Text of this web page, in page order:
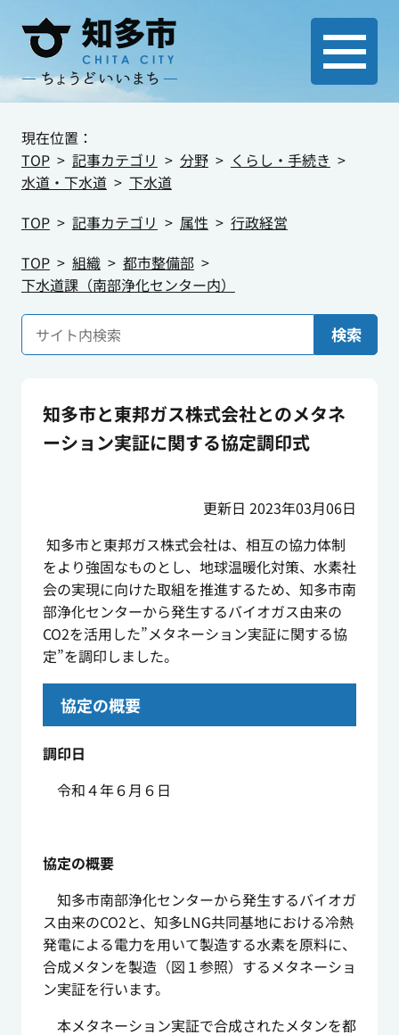
現在位置：
TOP
記事カテゴリ 分野
くらし・手続き
水道・下水道
下水道
TOP
記事カテゴリ 属性
行政経営
TOP
組織
都市整備部
下水道課（南部浄化センター内）
検索
知多市と東邦ガス株式会社とのメタネ
ーション実証に関する協定調印式
更新日 2023年03月06日
知多市と東邦ガス株式会社は、相互の協力体制
をより強固なものとし、地球温暖化対策、水素社
会の実現に向けた取組を推進するため、知多市南
部浄化センターから発生するバイオガス由来の
CO2を活用した”メタネーション実証に関する協
定”を調印しました。
協定の概要
調印日
令和４年６月６日
協定の概要
知多市南部浄化センターから発生するバイオガ
ス由来のCO2と、知多LNG共同基地における冷熱
発電による電力を用いて製造する水素を原料に、
合成メタンを製造（図１参照）するメタネーショ
ン実証を行います。
本メタネーション実証で合成されたメタンを都